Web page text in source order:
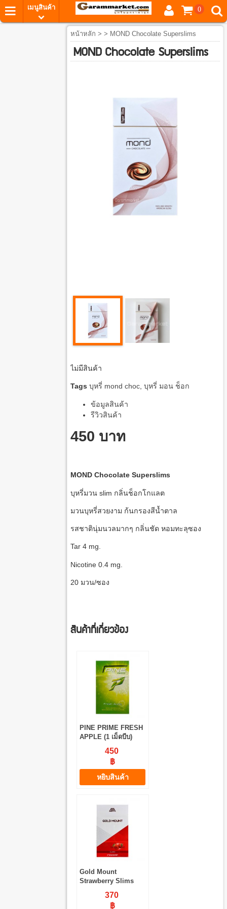
เมนูสินค้า 0
หน้าหลัก > > MOND Chocolate Superslims
MOND Chocolate Superslims
ไม่มีสินค้า
Tags บุหรี่ mond choc, บุหรี่ มอน ช็อก
ข้อมูลสินค้า
รีวิวสินค้า
450 บาท
MOND Chocolate Superslims
บุหรี่มวน slim กลิ่นช็อกโกแลต
มวนบุหรี่สวยงาม ก้นกรองสีน้ำตาล
รสชาตินุ่มนวลมากๆ กลิ่นชัด หอมทะลุซอง
Tar 4 mg.
Nicotine 0.4 mg.
20 มวน/ซอง
สินค้าที่เกี่ยวข้อง
PINE PRIME FRESH
APPLE (1 เม็ดบีบ)
450
฿
หยิบสินค้า
Gold Mount
Strawberry Slims
370
฿